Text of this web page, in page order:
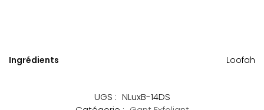
Ingrédients Loofah
UGS : NLuxB-14DS